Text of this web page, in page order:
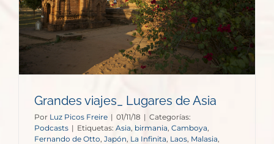
Grandes viajes_ Lugares de Asia
Por Luz Picos Freire | 01/11/18 | Categorías:
Podcasts | Etiquetas: Asia, birmania Camboya
Fernando de Otto Japón, La Infinita Laos Malasia